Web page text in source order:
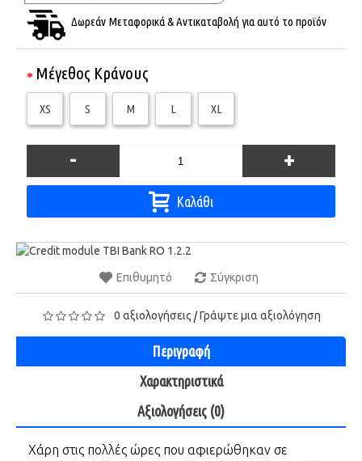
Δωρεάν Μεταφορικά & Αντικαταβολή για αυτό το προϊόν
Μέγεθος Κράνους
XS S M L XL
- +
Καλάθι
Επιθυμητό Σύγκριση
0 αξιολογήσεις /Γράψτε μια αξιολόγηση
Περιγραφή
Χαρακτηριστικά
Αξιολογήσεις (0)
Χάρη στις πολλές ώρες που αφιερώθηκαν σε